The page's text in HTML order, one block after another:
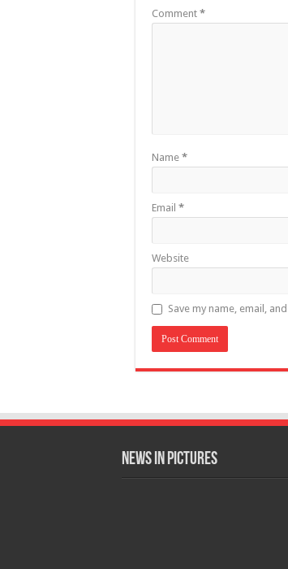
Comment *
Name *
Email *
Website
Save my name, email,
News in Pictures